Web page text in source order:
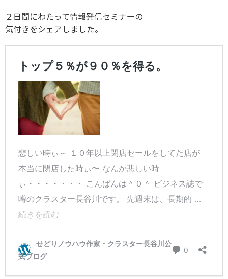
２日間にわたって情報発信セミナーの
気付きをシェアしました。